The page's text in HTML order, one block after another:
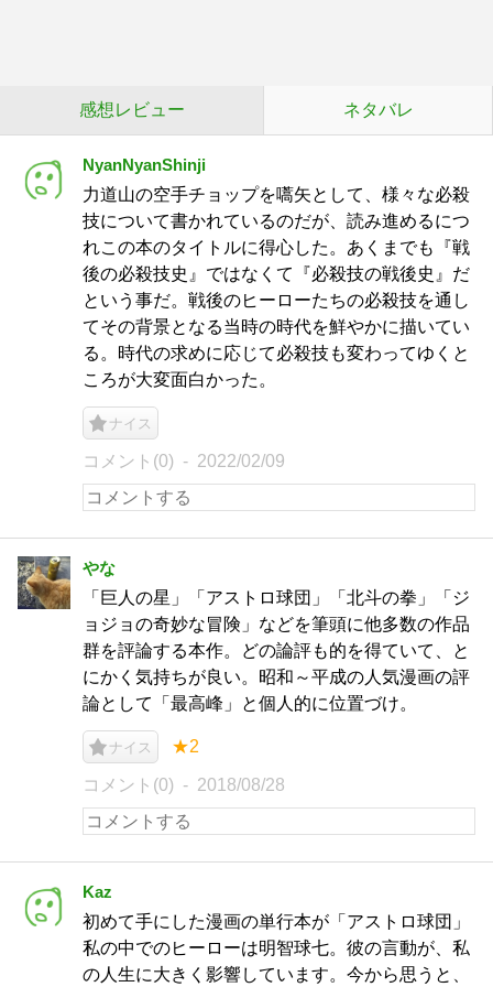
感想レビュー ネタバレ
NyanNyanShinji
力道山の空手チョップを嚆矢として、様々な必殺
技について書かれているのだが、読み進めるにつ
れこの本のタイトルに得心した。あくまでも『戦
後の必殺技史』ではなくて『必殺技の戦後史』だ
という事だ。戦後のヒーローたちの必殺技を通し
てその背景となる当時の時代を鮮やかに描いてい
る。時代の求めに応じて必殺技も変わってゆくと
ころが大変面白かった。
ナイス
コメント(0) 2022/02/09
やな
「巨人の星」「アストロ球団」「北斗の拳」「ジ
ョジョの奇妙な冒険」などを筆頭に他多数の作品
群を評論する本作。どの論評も的を得ていて、と
にかく気持ちが良い。昭和～平成の人気漫画の評
論として「最高峰」と個人的に位置づけ。
ナイス ★2
コメント(0) 2018/08/28
Kaz
初めて手にした漫画の単行本が「アストロ球団」
私の中でのヒーローは明智球七。彼の言動が、私
の人生に大きく影響しています。今から思うと、